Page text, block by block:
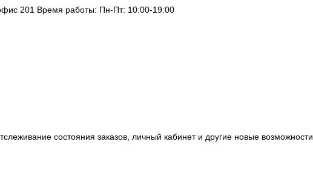
201 Время работы: Пн-Пт: 10:00-19:00
состояния заказов, личный кабинет и другие новые возможности